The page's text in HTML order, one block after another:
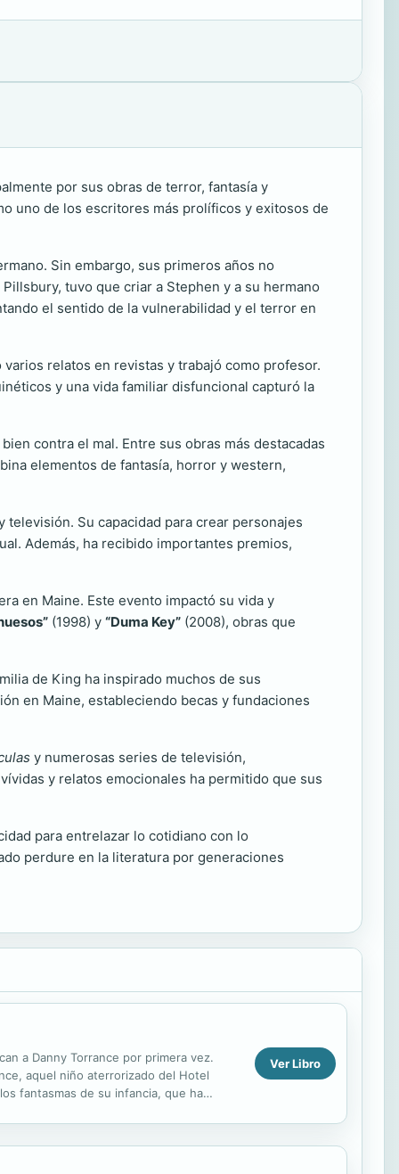
por sus obras de terror, fantasía y
uno de los escritores más prolíficos y exitosos de
Sin embargo, sus primeros años no
tuvo que criar a Stephen y a su hermano
el sentido de la vulnerabilidad y el terror en
relatos en revistas y trabajó como profesor.
y una vida familiar disfuncional capturó la
contra el mal. Entre sus obras más destacadas
elementos de fantasía, horror y western,
Su capacidad para crear personajes
Además, ha recibido importantes premios,
en Maine. Este evento impactó su vida y
(1998) y “Duma Key” (2008), obras que
de King ha inspirado muchos de sus
en Maine, estableciendo becas y fundaciones
y numerosas series de televisión,
y relatos emocionales ha permitido que sus
para entrelazar lo cotidiano con lo
perdure en la literatura por generaciones
a Danny Torrance por primera vez.
aquel niño aterrorizado del Hotel
fantasmas de su infancia, que ha
Ver Libro